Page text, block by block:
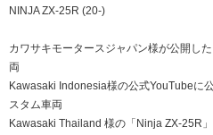
NINJA ZX-25R (20-)
カワサキモータースジャパン様が公開し
両
Kawasaki Indonesia様の公式YouTubeに
スタム車両
Kawasaki Thailand 様の「Ninja ZX-25R